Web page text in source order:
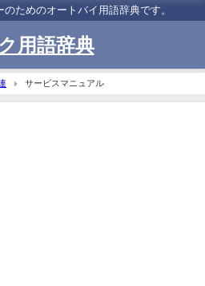
ためのオートバイ用語辞典です。
用語辞典
サービスマニュアル